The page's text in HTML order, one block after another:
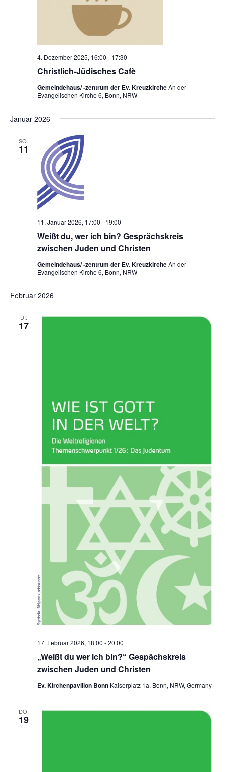
Christlich-Jüdisches Cafè
4. Dezember 2025, 16:00 - 17:30
Gemeindehaus/ -zentrum der Ev. KreuzkircheAn der
Evangelischen Kirche 6, Bonn, NRW
Januar 2026
SO.
11
Weißt du, wer ich bin? Gesprächskreis
zwischen Juden und Christen
11. Januar 2026, 17:00 - 19:00
Gemeindehaus/ -zentrum der Ev. KreuzkircheAn der
Evangelischen Kirche 6, Bonn, NRW
Februar 2026
DI.
17
„Weißt du wer ich bin?“ Gespächskreis
zwischen Juden und Christen
17. Februar 2026, 18:00 -20:00
Ev. Kirchenpavillon Bonn Kaiserplatz 1a, Bonn, NRW, Germany
DO.
19